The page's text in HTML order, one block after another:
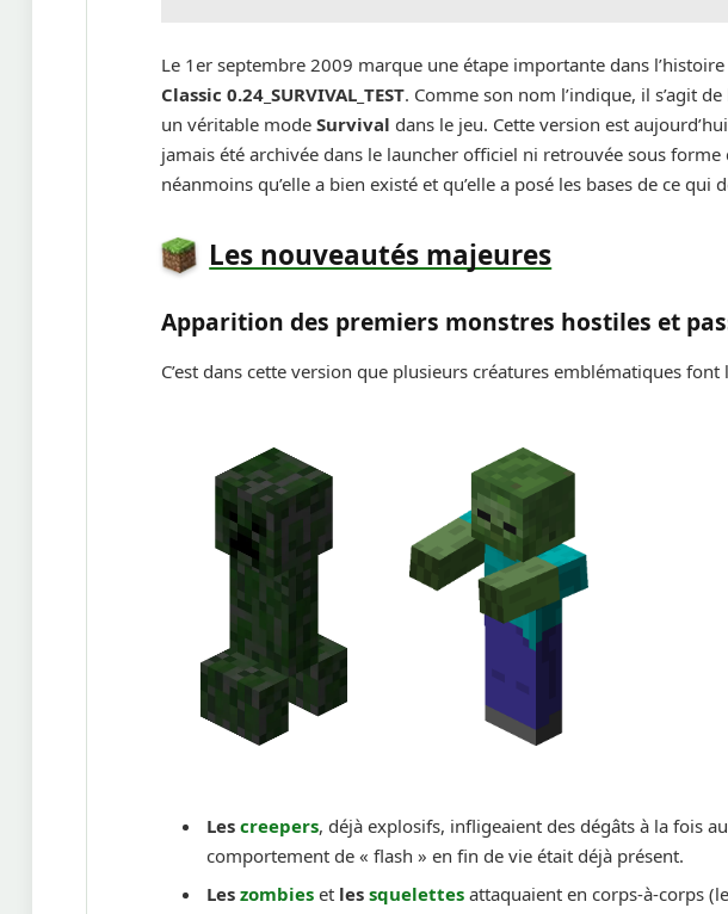
Le 1er septembre 2009 marque une étape importante dans
Classic 0.24_SURVIVAL_TEST. Comme son nom l’indique, il s’agit
un véritable modeSurvival dans le jeu. Cette version est
jamais été archivée dans le launcher officiel ni retrouvée sous
néanmoins qu’elle a bien existé et qu’elle a posé les bases de ce
Les nouveautés majeures
Apparition des premiers monstres hostiles et
C’est dans cette version que plusieurs créatures emblématiques
Lescreepers, déjà explosifs, infligeaient des dégâts à la fois
comportement de « flash » en fin de vie était déjà présent.
Leszombies et lessquelettes attaquaient en corps-à-corps